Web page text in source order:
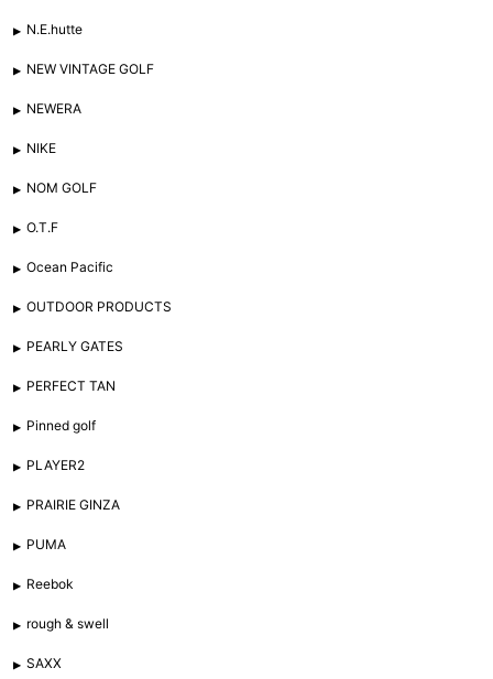
N.E.hutte
NEW VINTAGE GOLF
NEWERA
NIKE
NOM GOLF
O.T.F
Ocean Pacific
OUTDOOR PRODUCTS
PEARLY GATES
PERFECT TAN
Pinned golf
PLAYER2
PRAIRIE GINZA
PUMA
Reebok
rough & swell
SAXX